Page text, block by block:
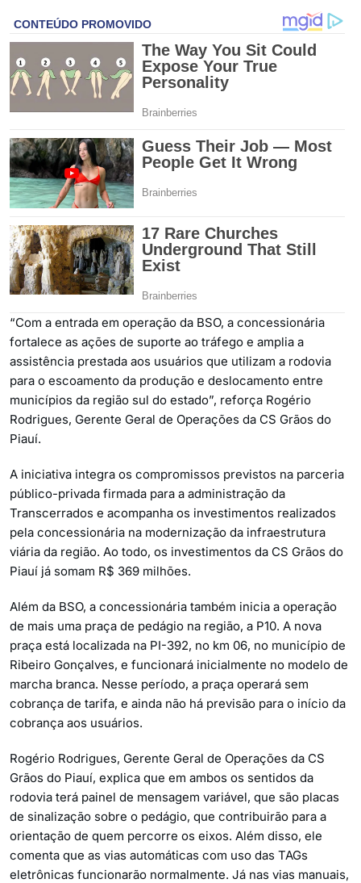
“Com a entrada em operação da BSO, a concessionária
fortalece as ações de suporte ao tráfego e amplia a
assistência prestada aos usuários que utilizam a rodovia
para o escoamento da produção e deslocamento entre
municípios da região sul do estado”, reforça Rogério
Rodrigues, Gerente Geral de Operações da CS Grãos do
Piauí.
A iniciativa integra os compromissos previstos na parceria
público-privada firmada para a administração da
Transcerrados e acompanha os investimentos realizados
pela concessionária na modernização da infraestrutura
viária da região. Ao todo, os investimentos da CS Grãos do
Piauí já somam R$ 369 milhões.
Além da BSO, a concessionária também inicia a operação
de mais uma praça de pedágio na região, a P10. A nova
praça está localizada na PI-392, no km 06, no município de
Ribeiro Gonçalves, e funcionará inicialmente no modelo de
marcha branca. Nesse período, a praça operará sem
cobrança de tarifa, e ainda não há previsão para o início da
cobrança aos usuários.
Rogério Rodrigues, Gerente Geral de Operações da CS
Grãos do Piauí, explica que em ambos os sentidos da
rodovia terá painel de mensagem variável, que são placas
de sinalização sobre o pedágio, que contribuirão para a
orientação de quem percorre os eixos. Além disso, ele
comenta que as vias automáticas com uso das TAGs
eletrônicas funcionarão normalmente. Já nas vias manuais,